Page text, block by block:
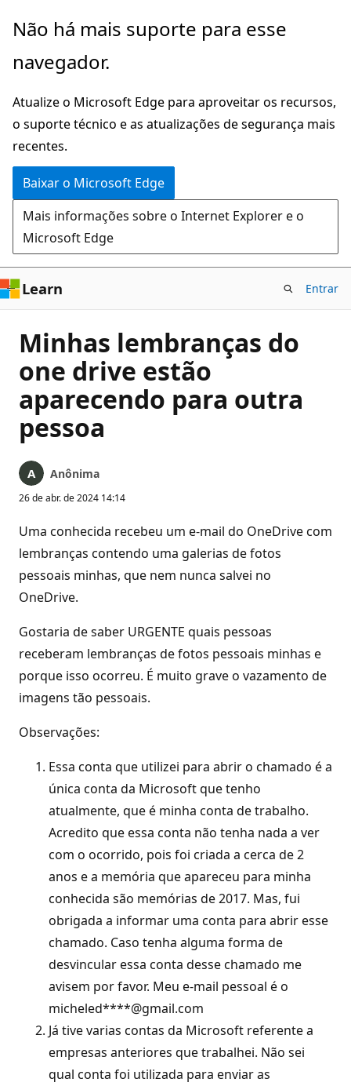
Pular
o
principal
Não há mais suporte para esse
navegador.
Atualize o Microsoft Edge para aproveitar os recursos,
o suporte técnico e as atualizações de segurança mais
recentes.
Baixar o Microsoft Edge
Mais informações sobre o Internet Explorer e o
Microsoft Edge
Learn Entrar
Minhas lembranças do
one drive estão
aparecendo para outra
pessoa
Anônima
26 de abr. de 2024 14:14
Uma conhecida recebeu um e-mail do OneDrive com
lembranças contendo uma galerias de fotos
pessoais minhas, que nem nunca salvei no
OneDrive.
Gostaria de saber URGENTE quais pessoas
receberam lembranças de fotos pessoais minhas e
porque isso ocorreu. É muito grave o vazamento de
imagens tão pessoais.
Observações:
Essa conta que utilizei para abrir o chamado é a
única conta da Microsoft que tenho
atualmente, que é minha conta de trabalho.
Acredito que essa conta não tenha nada a ver
com o ocorrido, pois foi criada a cerca de 2
anos e a memória que apareceu para minha
conhecida são memórias de 2017. Mas, fui
obrigada a informar uma conta para abrir esse
chamado. Caso tenha alguma forma de
desvincular essa conta desse chamado me
avisem por favor. Meu e-mail pessoal é o
micheled****@gmail.com
Já tive varias contas da Microsoft referente a
empresas anteriores que trabalhei. Não sei
qual conta foi utilizada para enviar as